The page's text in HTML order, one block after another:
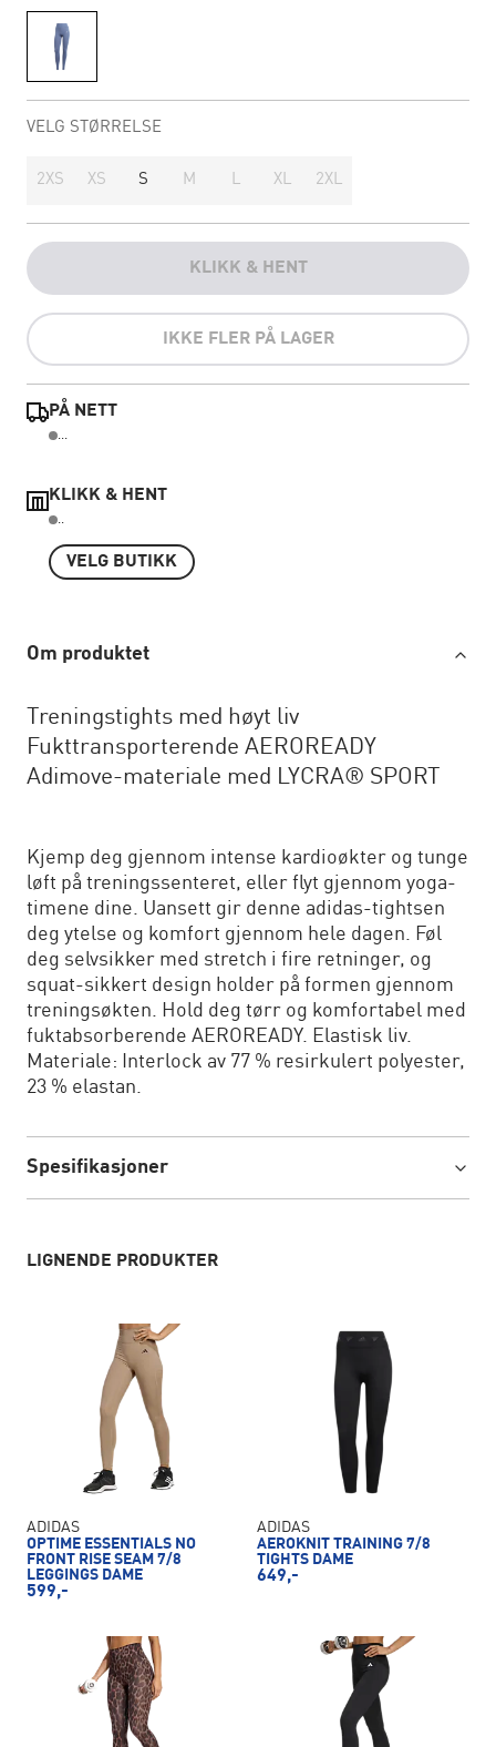
VELG STØRRELSE
2XS XS S M L XL 2XL
KLIKK & HENT
IKKE FLER PÅ LAGER
PÅ NETT
...
KLIKK & HENT
..
VELG BUTIKK
Om produktet
Treningstights med høyt liv
Fukttransporterende AEROREADY
Adimove-materiale med LYCRA® SPORT
Kjemp deg gjennom intense kardioøkter og tunge
løft på treningssenteret, eller flyt gjennom yoga-
timene dine. Uansett gir denne adidas-tightsen
deg ytelse og komfort gjennom hele dagen. Føl
deg selvsikker med stretch i fire retninger, og
squat-sikkert design holder på formen gjennom
treningsøkten. Hold deg tørr og komfortabel med
fuktabsorberende AEROREADY. Elastisk liv.
Materiale: Interlock av 77 % resirkulert polyester,
23 % elastan.
Spesifikasjoner
LIGNENDE PRODUKTER
ADIDAS
OPTIME ESSENTIALS NO
FRONT RISE SEAM 7/8
LEGGINGS DAME
599,-
ADIDAS
AEROKNIT TRAINING 7/8
TIGHTS DAME
649,-